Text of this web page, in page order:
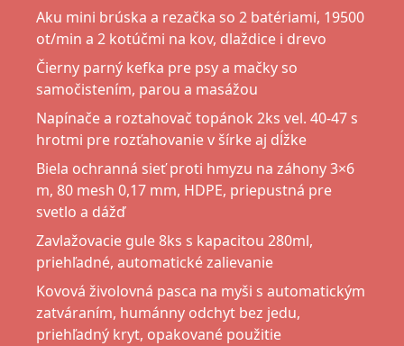
Aku mini brúska a rezačka so 2 batériami, 19500
ot/min a 2 kotúčmi na kov, dlaždice i drevo
Čierny parný kefka pre psy a mačky so
samočistením, parou a masážou
Napínače a roztahovač topánok 2ks vel. 40-47 s
hrotmi pre rozťahovanie v šírke aj dĺžke
Biela ochranná sieť proti hmyzu na záhony 3×6
m, 80 mesh 0,17 mm, HDPE, priepustná pre
svetlo a dážď
Zavlažovacie gule 8ks s kapacitou 280ml,
priehľadné, automatické zalievanie
Kovová živolovná pasca na myši s automatickým
zatváraním, humánny odchyt bez jedu,
priehľadný kryt, opakované použitie